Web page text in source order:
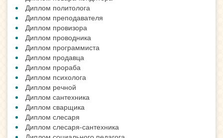
Диплом политолога
Диплом преподавателя
Диплом провизора
Диплом проводника
Диплом программиста
Диплом продавца
Диплом прораба
Диплом психолога
Диплом речной
Диплом сантехника
Диплом сварщика
Диплом слесаря
Диплом слесаря-сантехника